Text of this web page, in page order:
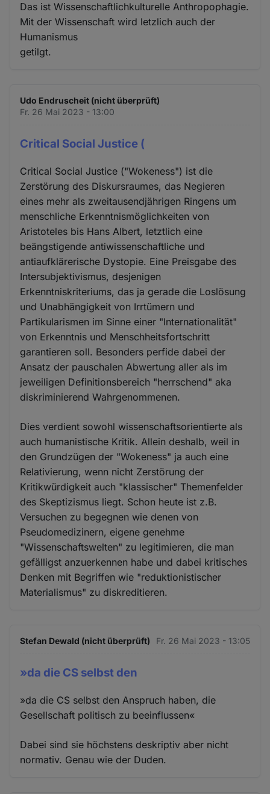
Das ist Wissenschaftlichkulturelle Anthropophagie.
Mit der Wissenschaft wird letzlich auch der
Humanismus
getilgt.
Udo Endruscheit (nicht überprüft)
Fr. 26 Mai 2023 - 13:00
Critical Social Justice (
Critical Social Justice ("Wokeness") ist die
Zerstörung des Diskursraumes, das Negieren
eines mehr als zweitausendjährigen Ringens um
menschliche Erkenntnismöglichkeiten von
Aristoteles bis Hans Albert, letztlich eine
beängstigende antiwissenschaftliche und
antiaufklärerische Dystopie. Eine Preisgabe des
Intersubjektivismus, desjenigen
Erkenntniskriteriums, das ja gerade die Loslösung
und Unabhängigkeit von Irrtümern und
Partikularismen im Sinne einer "Internationalität"
von Erkenntnis und Menschheitsfortschritt
garantieren soll. Besonders perfide dabei der
Ansatz der pauschalen Abwertung aller als im
jeweiligen Definitionsbereich "herrschend" aka
diskriminierend Wahrgenommenen.
Dies verdient sowohl wissenschaftsorientierte als
auch humanistische Kritik. Allein deshalb, weil in
den Grundzügen der "Wokeness" ja auch eine
Relativierung, wenn nicht Zerstörung der
Kritikwürdigkeit auch "klassischer" Themenfelder
des Skeptizismus liegt. Schon heute ist z.B.
Versuchen zu begegnen wie denen von
Pseudomedizinern, eigene genehme
"Wissenschaftswelten" zu legitimieren, die man
gefälligst anzuerkennen habe und dabei kritisches
Denken mit Begriffen wie "reduktionistischer
Materialismus" zu diskreditieren.
Stefan Dewald (nicht überprüft) Fr. 26 Mai 2023 - 13:05
»da die CS selbst den
»da die CS selbst den Anspruch haben, die
Gesellschaft politisch zu beeinflussen«
Dabei sind sie höchstens deskriptiv aber nicht
normativ. Genau wie der Duden.